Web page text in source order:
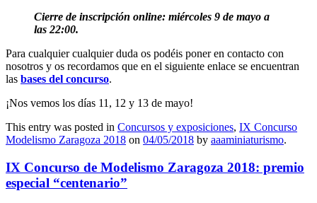
Cierre de inscripción online: miércoles 9 de mayo a
las 22:00.
Para cualquier cualquier duda os podéis poner en contacto con
nosotros y os recordamos que en el siguiente enlace se encuentran
las bases del concurso.
¡Nos vemos los días 11, 12 y 13 de mayo!
This entry was posted in Concursos y exposiciones, IX Concurso
Modelismo Zaragoza 2018 on 04/05/2018 by aaaminiaturismo.
IX Concurso de Modelismo Zaragoza 2018: premio
especial “centenario”